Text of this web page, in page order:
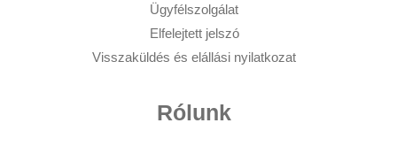
Ügyfélszolgálat
Elfelejtett jelszó
Visszaküldés és elállási nyilatkozat
Rólunk